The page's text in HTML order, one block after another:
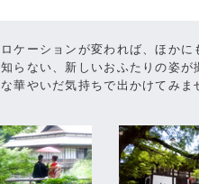
ロケーションが変われば、ほか
知らない、新しいおふたりの姿
な華やいだ気持ちで出かけてみま